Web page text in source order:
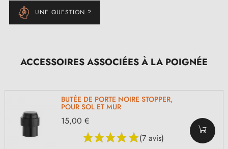
UNE QUESTION ?
ACCESSOIRES ASSOCIÉES À LA POIGNÉE
BUTÉE DE PORTE NOIRE STOPPER,
POUR SOL ET MUR
(7 avis)
15,00 €